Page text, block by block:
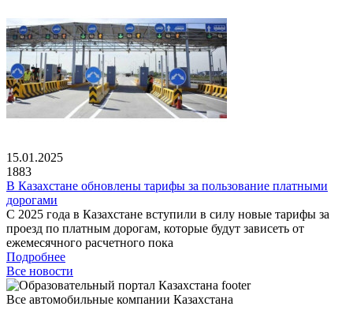
15.01.2025
1883
В Казахстане обновлены тарифы за пользование платными
дорогами
С 2025 года в Казахстане вступили в силу новые тарифы за
проезд по платным дорогам, которые будут зависеть от
ежемесячного расчетного пока
Подробнее
Все новости
Все автомобильные компании Казахстана